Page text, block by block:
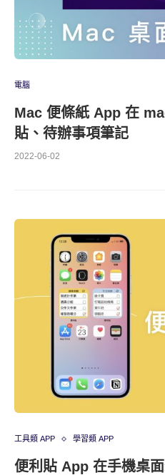
電腦
Mac 便條紙 App 在
貼、待辦事項筆記
2022-06-02
工具類 APP 學習類 APP
便利貼 App 在手機桌